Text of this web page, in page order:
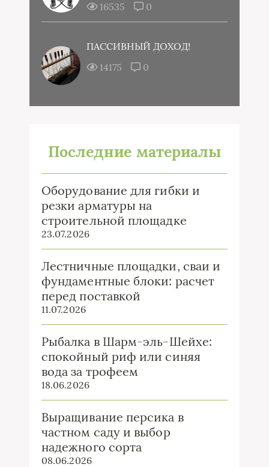
16535 0
ПАССИВНЫЙ ДОХОД!
14175
0
Последние материалы
Оборудование для гибки и
резки арматуры на
строительной площадке
23.07.2026
Лестничные площадки, сваи и
фундаментные блоки: расчет
перед поставкой
11.07.2026
Рыбалка в Шарм-эль-Шейхе:
спокойный риф или синяя
вода за трофеем
18.06.2026
Выращивание персика в
частном саду и выбор
надежного сорта
08.06.2026